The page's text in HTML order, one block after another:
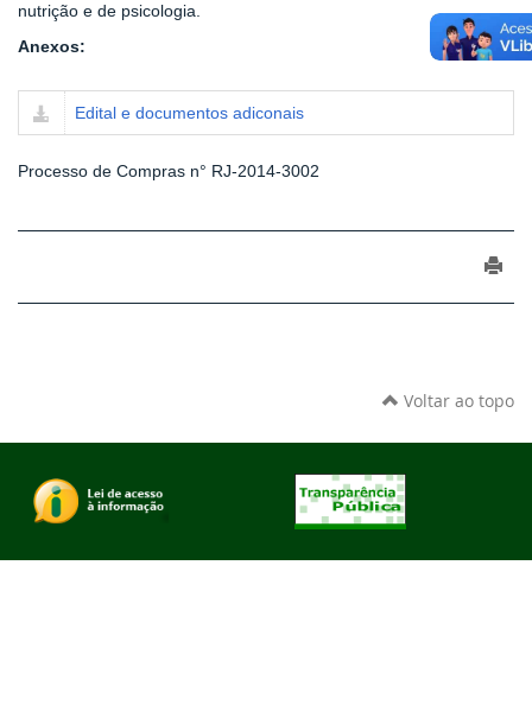
nutrição e de psicologia.
Anexos:
Edital e documentos adiconais
Processo de Compras n° RJ-2014-3002
Voltar ao topo